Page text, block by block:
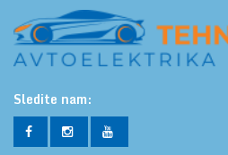
Sledite nam: